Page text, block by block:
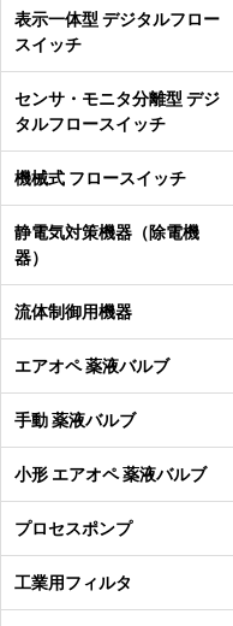
表示一体型 デジタルフロー
スイッチ
センサ・モニタ分離型 デジ
タルフロースイッチ
機械式 フロースイッチ
静電気対策機器（除電機
器）
流体制御用機器
エアオペ 薬液バルブ
手動 薬液バルブ
小形 エアオペ 薬液バルブ
プロセスポンプ
工業用フィルタ